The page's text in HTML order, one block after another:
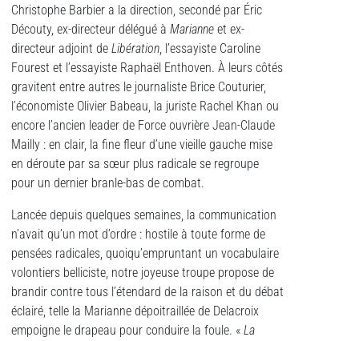
Christophe Barbier a la direction, secondé par Éric
Découty, ex-directeur délégué à Marianne et ex-
directeur adjoint de Libération, l’essayiste Caroline
Fourest et l’essayiste Raphaël Enthoven. À leurs côtés
gravitent entre autres le journaliste Brice Couturier,
l’économiste Olivier Babeau, la juriste Rachel Khan ou
encore l’ancien leader de Force ouvrière Jean-Claude
Mailly : en clair, la fine fleur d’une vieille gauche mise
en déroute par sa sœur plus radicale se regroupe
pour un dernier branle-bas de combat.
Lancée depuis quelques semaines, la communication
n’avait qu’un mot d’ordre : hostile à toute forme de
pensées radicales, quoiqu’empruntant un vocabulaire
volontiers belliciste, notre joyeuse troupe propose de
brandir contre tous l’étendard de la raison et du débat
éclairé, telle la Marianne dépoitraillée de Delacroix
empoigne le drapeau pour conduire la foule. « La